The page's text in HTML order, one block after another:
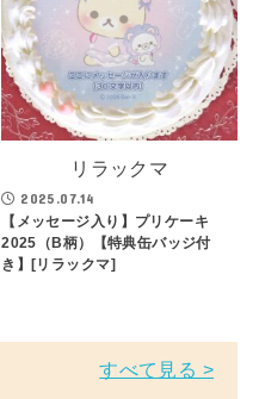
リラックマ
2025.07.14
【メッセージ入り】プリケーキ
2025（B柄）【特典缶バッジ付
き】[リラックマ]
すべて見る >